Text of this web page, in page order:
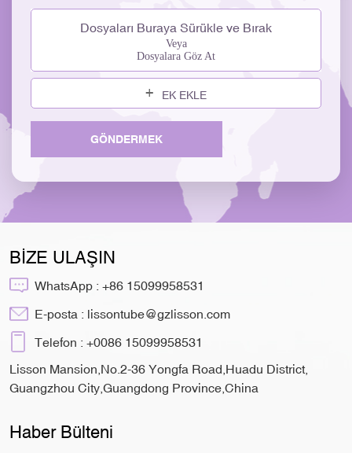
Dosyaları Buraya Sürükle ve Bırak
Veya
Dosyalara Göz At
EK EKLE
GÖNDERMEK
BİZE ULAŞIN
WhatsApp : +86 15099958531
E-posta : lissontube@gzlisson.com
Telefon : +0086 15099958531
Lisson Mansion,No.2-36 Yongfa Road,Huadu District,
Guangzhou City,Guangdong Province,China
Haber Bülteni